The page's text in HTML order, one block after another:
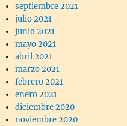
septiembre 2021
julio 2021
junio 2021
mayo 2021
abril 2021
marzo 2021
febrero 2021
enero 2021
diciembre 2020
noviembre 2020